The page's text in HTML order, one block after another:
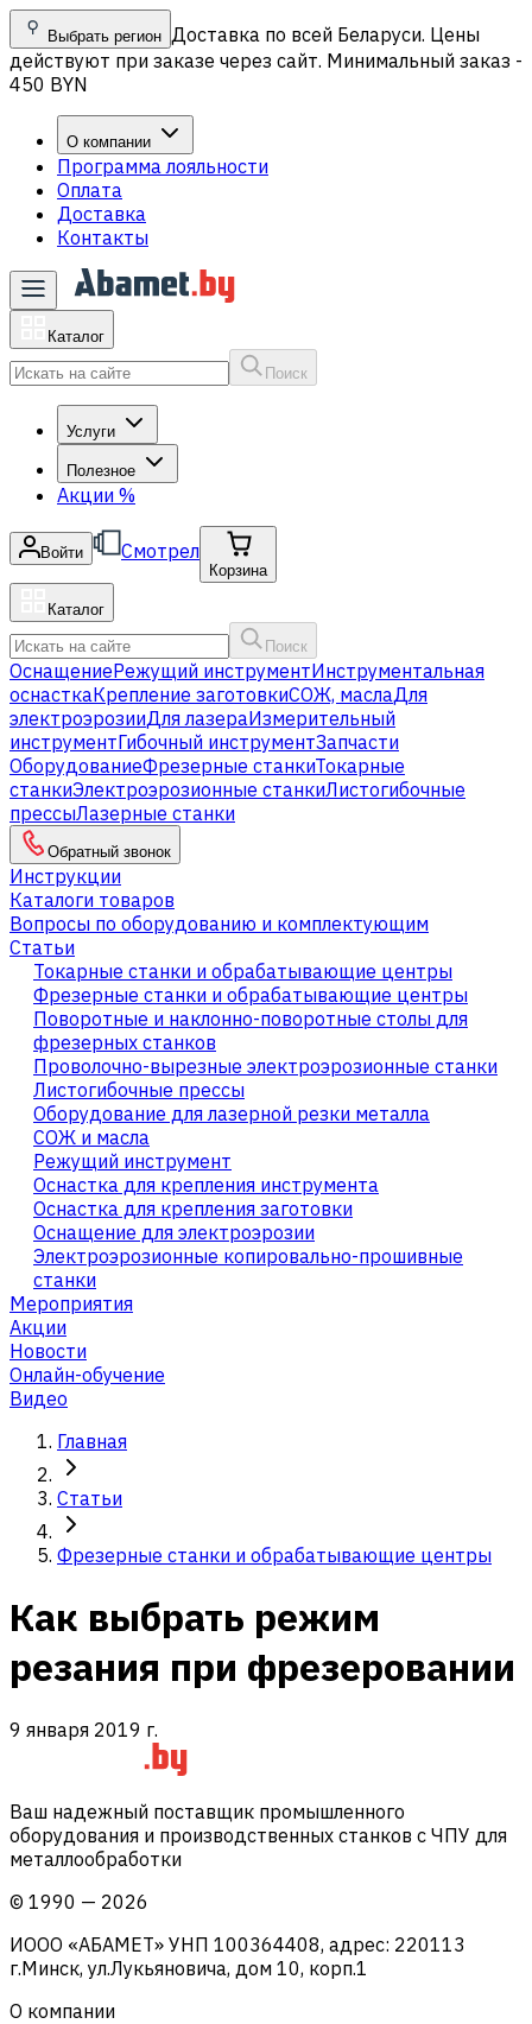
Выбрать регион Доставка по всей Беларуси. Цены
действуют при заказе через сайт. Минимальный заказ -
450 BYN
О компании
Программа лояльности
Оплата
Доставка
Контакты
Каталог
Поиск
Услуги
Полезное
Акции %
Войти Смотрел
Корзина
Каталог
Поиск
ОснащениеРежущий инструментИнструментальная
оснасткаКрепление заготовкиСОЖ, маслаДля
электроэрозииДля лазераИзмерительный
инструментГибочный инструментЗапчасти
ОборудованиеФрезерные станкиТокарные
станкиЭлектроэрозионные станкиЛистогибочные
прессыЛазерные станки
Обратный звонок
Инструкции
Каталоги товаров
Вопросы по оборудованию и комплектующим
Статьи
Токарные станки и обрабатывающие центры
Фрезерные станки и обрабатывающие центры
Поворотные и наклонно-поворотные столы для
фрезерных станков
Проволочно-вырезные электроэрозионные станки
Листогибочные прессы
Оборудование для лазерной резки металла
СОЖ и масла
Режущий инструмент
Оснастка для крепления инструмента
Оснастка для крепления заготовки
Оснащение для электроэрозии
Электроэрозионные копировально-прошивные
станки
Мероприятия
Акции
Новости
Онлайн-обучение
Видео
Главная
Статьи
Фрезерные станки и обрабатывающие центры
Как выбрать режим
резания при фрезеровании
9 января 2019 г.
Ваш надежный поставщик промышленного
оборудования и производственных станков с ЧПУ для
металлообработки
© 1990 — 2026
ИООО «АБАМЕТ» УНП 100364408, адрес: 220113
г.Минск, ул.Лукьяновича, дом 10, корп.1
О компании